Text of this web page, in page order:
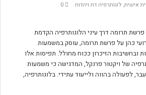
אישית, לוגותרפיה דת ויהדות 0
תרומה דרך עיני הלוגותרפיה הקדמת
כהן על פרשת תרומה, עוסק במשמעות
ובחשיבות הזיכרון ככוח מחולל. תפיסות אלו
של ויקטור פרנקל, המדגישה כי משמעות
לפעולה בהווה ולייעוד עתידי. בלוגותרפיה,